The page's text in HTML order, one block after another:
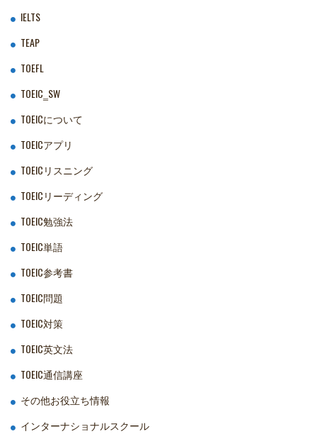
IELTS
TEAP
TOEFL
TOEIC‗SW
TOEICについて
TOEICアプリ
TOEICリスニング
TOEICリーディング
TOEIC勉強法
TOEIC単語
TOEIC参考書
TOEIC問題
TOEIC対策
TOEIC英文法
TOEIC通信講座
その他お役立ち情報
インターナショナルスクール